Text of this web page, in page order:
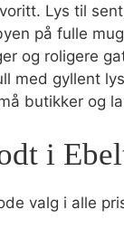
Lys til
på fulle
og roligere
med gyllent
butikker og
i
valg i alle